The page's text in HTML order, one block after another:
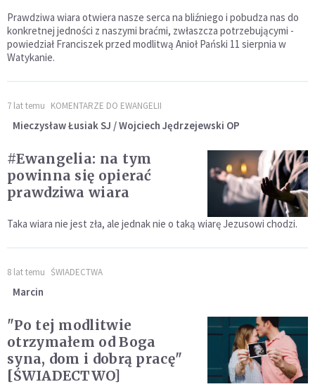
Prawdziwa wiara otwiera nasze serca na bliźniego i pobudza nas do
konkretnej jedności z naszymi braćmi, zwłaszcza potrzebującymi -
powiedział Franciszek przed modlitwą Anioł Pański 11 sierpnia w
Watykanie.
7 lat temu KOMENTARZE DO EWANGELII
Mieczysław Łusiak SJ / Wojciech Jędrzejewski OP
#Ewangelia: na tym
powinna się opierać
prawdziwa wiara
Taka wiara nie jest zła, ale jednak nie o taką wiarę Jezusowi chodzi.
8 lat temu ŚWIADECTWA
Marcin
"Po tej modlitwie
otrzymałem od Boga
syna, dom i dobrą pracę"
[ŚWIADECTWO]